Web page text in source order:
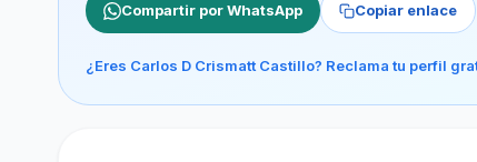
Compartir por WhatsApp Copiar enlace
¿Eres Carlos D Crismatt Castillo? Reclama tu perfil